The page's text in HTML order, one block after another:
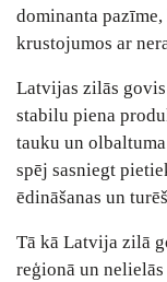
dominanta
krustojumos ar
Latvijas zilās
stabilu piena
tauku un
spēj sasniegt
ēdināšanas un
Tā kā Latvija zilā
reģionā un